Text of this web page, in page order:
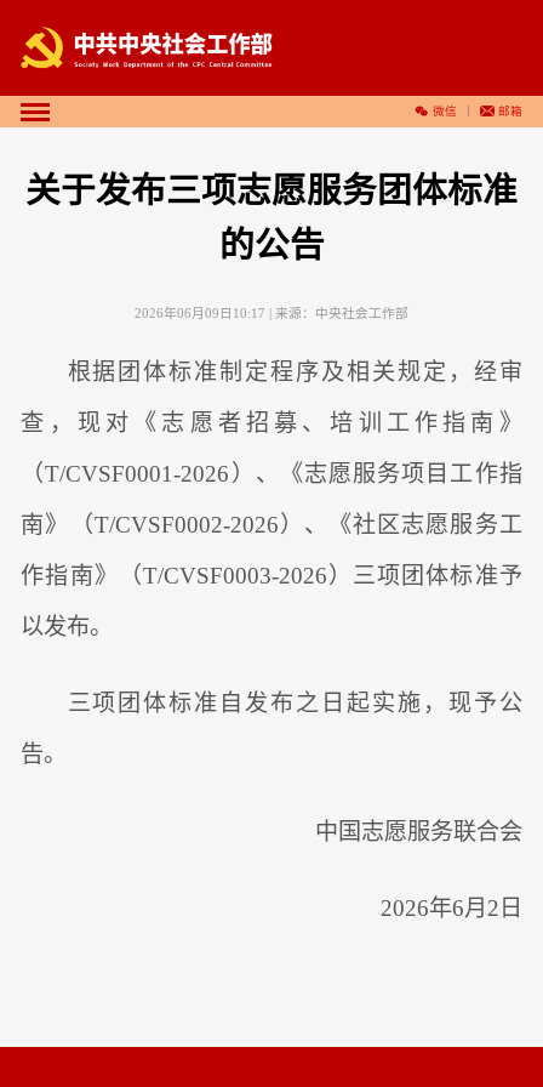
微信 邮箱
关于发布三项志愿服务团体标准
的公告
2026年06月09日10:17 | 来源： 中央社会工作部
根据团体标准制定程序及相关规定，经审
查，现对《志愿者招募、培训工作指南》
（T/CVSF0001-2026）、《志愿服务项目工作指
南》（T/CVSF0002-2026）、《社区志愿服务工
作指南》（T/CVSF0003-2026）三项团体标准予
以发布。
三项团体标准自发布之日起实施，现予公
告。
中国志愿服务联合会
2026年6月2日